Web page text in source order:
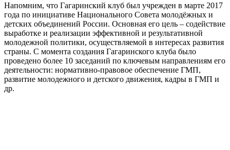
Напомним, что Гагаринский клуб был учрежден в марте 2017
года по инициативе Национального Совета молодёжных и
детских объединений России. Основная его цель – содействие
выработке и реализации эффективной и результативной
молодежной политики, осуществляемой в интересах развития
страны. С момента создания Гагаринского клуба было
проведено более 10 заседаний по ключевым направлениям его
деятельности: нормативно-правовое обеспечение ГМП,
развитие молодежного и детского движения, кадры в ГМП и
др.